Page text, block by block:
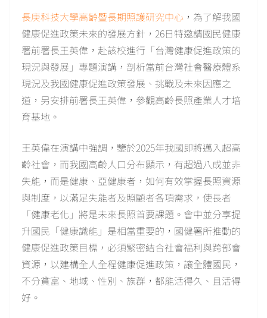
長庚科技大學高齡暨長期照護研究中心 ，為了解我國
健康促進政策未來的發展方針，26日特邀請國民健康
署前署長王英偉，赴該校進行「台灣健康促進政策的
現況與發展」專題演講，剖析當前台灣社會醫療體系
現況及我國健康促進政策發展、挑戰及未來因應之
道，另安排前署長王英偉，參觀高齡長照產業人才培
育基地。
王英偉在演講中強調，鑒於2025年我國即將邁入超高
齡社會，而我國高齡人口分布顯示，有超過八成並非
失能，而是健康、亞健康者，如何有效掌握長照資源
與制度，以滿足失能者及照顧者各項需求，使長者
「健康老化」將是未來長照首要課題。會中並分享提
升國民「健康識能」是相當重要的，國健署所推動的
健康促進政策目標，必須緊密結合社會福利與跨部會
資源，以建構全人全程健康促進政策，讓全體國民，
不分貧富、地域、性別、族群，都能活得久、且活得
好。